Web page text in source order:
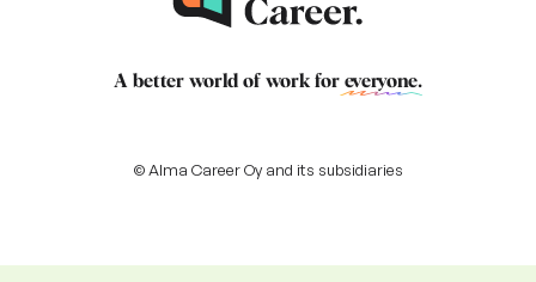
A better world of work for everyone.
© Alma Career Oy and its subsidiaries